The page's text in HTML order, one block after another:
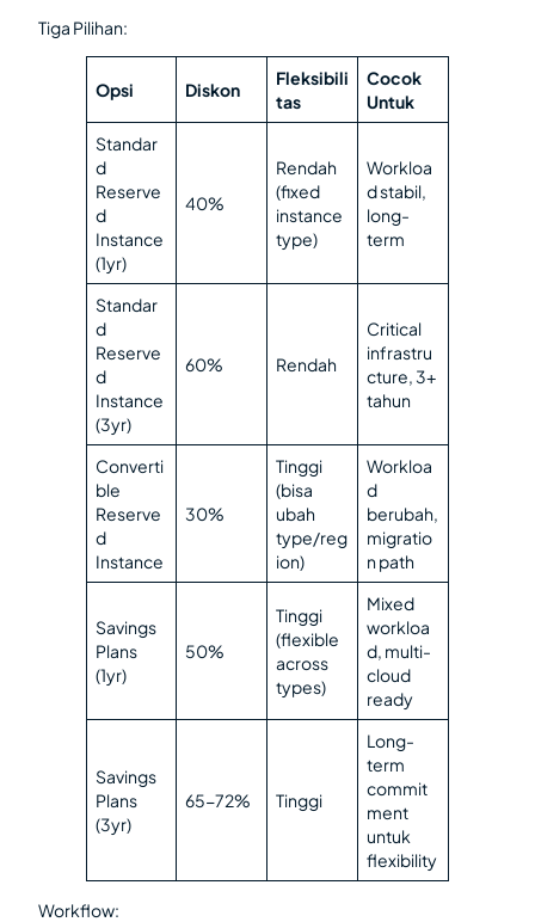
Tiga Pilihan:
Opsi Diskon
Fleksibili
tas
Cocok
Untuk
Standar
d
Reserve
d
Instance
(1yr)
40%
Rendah
(fixed
instance
type)
Workloa
d stabil,
long-
term
Standar
d
Reserve
d
Instance
(3yr)
60% Rendah
Critical
infrastru
cture, 3+
tahun
Converti
ble
Reserve
d
Instance
30%
Tinggi
(bisa
ubah
type/reg
ion)
Workloa
d
berubah,
migratio
n path
Savings
Plans
(1yr)
50%
Tinggi
(flexible
across
types)
Mixed
workloa
d, multi-
cloud
ready
Savings
Plans
(3yr)
65-72% Tinggi
Long-
term
commit
ment
untuk
flexibility
Workflow: